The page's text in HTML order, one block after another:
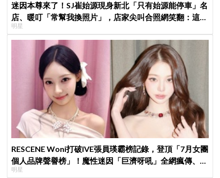
迷因本尊來了！SJ崔始源現身新北「只有始源能停車」名
店、暖叮「常幫我換照片」，店家尖叫合照網笑翻：這輩
子不能脫粉了
明星
RESCENE Woni打破IVE張員瑛霸榜記錄，登頂「7月女團
個人品牌聲譽榜」！魔性迷因「巨濟呀吼」全網瘋傳、逆
襲Melon第一
明星